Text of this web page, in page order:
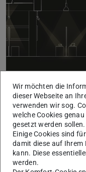
Wir möchten die
dieser Webseite an
verwenden wir sog.
welche Cookies
gesetzt werden sollen.
Einige Cookies sind
damit diese auf Ihrem
kann. Diese
werden.